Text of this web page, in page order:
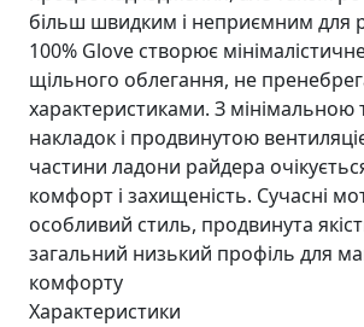
більш швидким і неприємним для
100% Glove створює
щільного облегання, не
характеристиками. З
накладок і продвинутою
частини ладони райдера
комфорт і захищеність. Сучасні
особливий стиль, продвинута
загальний низький профіль для
комфорту
Характеристики